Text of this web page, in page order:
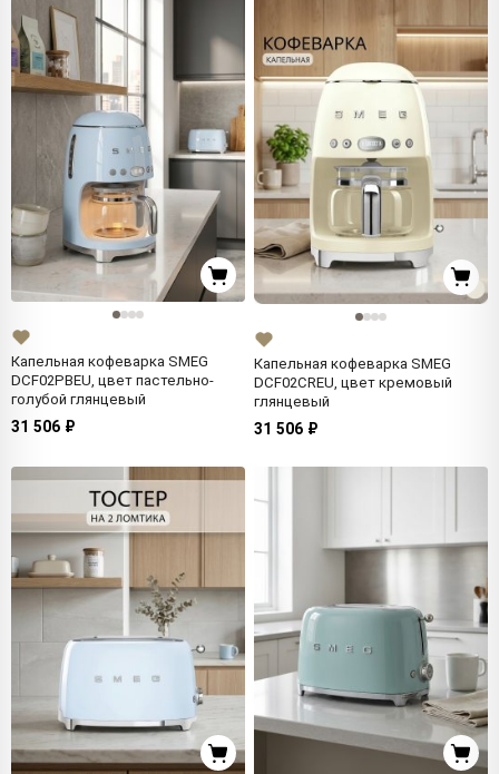
Капельная кофеварка SMEG
DCF02PBEU, цвет пастельно-
голубой глянцевый
31 506 ₽
Капельная кофеварка SMEG
DCF02CREU, цвет кремовый
глянцевый
31 506 ₽